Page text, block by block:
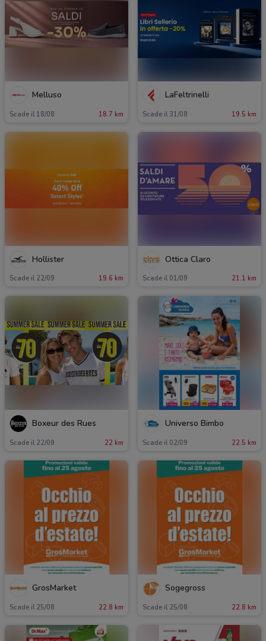
Melluso
Scade il 18/08 18.7 km
LaFeltrinelli
Scade il 31/08 19.5 km
Hollister
Scade il 22/09 19.6 km
Ottica Claro
Scade il 01/09 21.1 km
Boxeur des Rues
Scade il 22/09 22 km
Universo Bimbo
Scade il 02/09 22.5 km
GrosMarket
Scade il 25/08 22.8 km
Sogegross
Scade il 25/08 22.8 km